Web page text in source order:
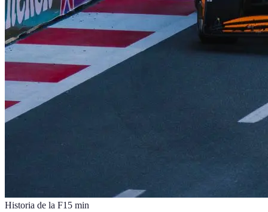
Historia de la F1 5 min